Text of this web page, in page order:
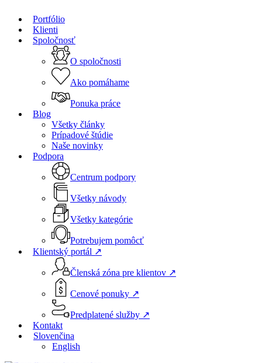
main
content
Portfólio
Klienti
Spoločnosť
O spoločnosti
Ako pomáhame
Ponuka práce
Blog
Všetky články
Prípadové štúdie
Naše novinky
Podpora
Centrum podpory
Všetky návody
Všetky kategórie
Potrebujem pomôcť
Klientský portál ↗
Členská zóna pre klientov ↗
Cenové ponuky ↗
Predplatené služby ↗
Kontakt
Slovenčina
English